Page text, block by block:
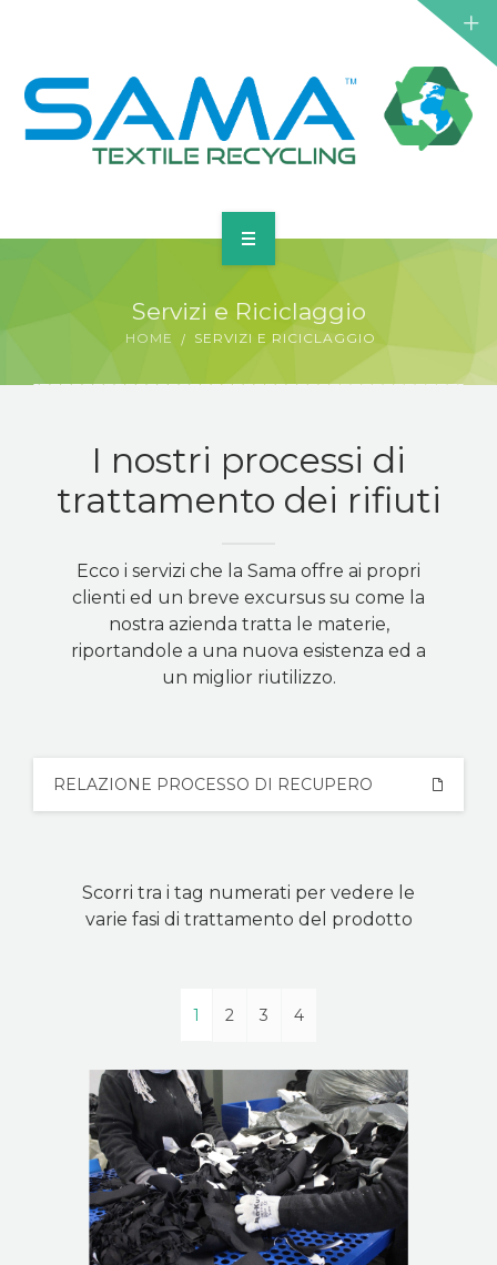
SERVIZI E RICICLAGGIO
CONTATTI
Italian
Servizi e Riciclaggio
HOME SERVIZI E RICICLAGGIO
I nostri processi di
trattamento dei rifiuti
Ecco i servizi che la Sama offre ai propri
clienti ed un breve excursus su come la
nostra azienda tratta le materie,
riportandole a una nuova esistenza ed a
un miglior riutilizzo.
RELAZIONE PROCESSO DI RECUPERO
Scorri tra i tag numerati per vedere le
varie fasi di trattamento del prodotto
1 2 3 4